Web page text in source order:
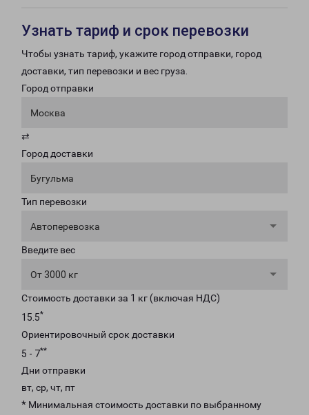
Узнать тариф и срок перевозки
Чтобы узнать тариф, укажите город отправки, город
доставки, тип перевозки и вес груза.
Город отправки
Москва
⇄
Город доставки
Бугульма
Тип перевозки
Автоперевозка
Введите вес
От 3000 кг
Стоимость доставки за 1 кг (включая НДС)
15.5*
Ориентировочный срок доставки
5 - 7**
Дни отправки
вт, ср, чт, пт
* Минимальная стоимость доставки по выбранному